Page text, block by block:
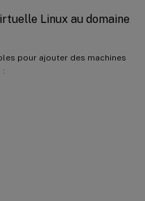
Linux au domaine
pour ajouter des machines
: